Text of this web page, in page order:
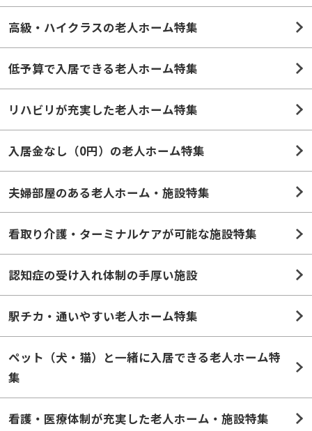
高級・ハイクラスの老人ホーム特集
低予算で入居できる老人ホーム特集
リハビリが充実した老人ホーム特集
入居金なし（0円）の老人ホーム特集
夫婦部屋のある老人ホーム・施設特集
看取り介護・ターミナルケアが可能な施設特集
認知症の受け入れ体制の手厚い施設
駅チカ・通いやすい老人ホーム特集
ペット（犬・猫）と一緒に入居できる老人ホーム特
集
看護・医療体制が充実した老人ホーム・施設特集